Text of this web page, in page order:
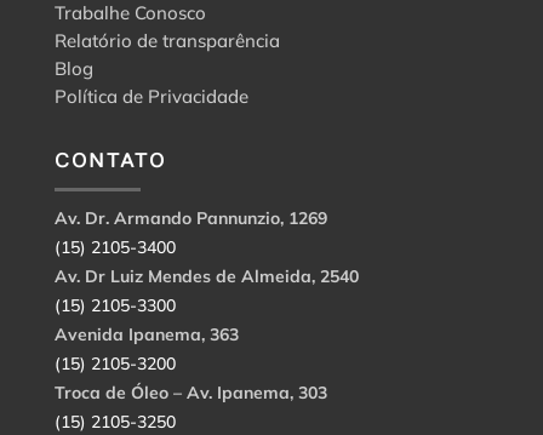
Trabalhe Conosco
Relatório de transparência
Blog
Política de Privacidade
CONTATO
Av. Dr. Armando Pannunzio, 1269
(15) 2105-3400
Av. Dr Luiz Mendes de Almeida, 2540
(15) 2105-3300
Avenida Ipanema, 363
(15) 2105-3200
Troca de Óleo – Av. Ipanema, 303
(15) 2105-3250